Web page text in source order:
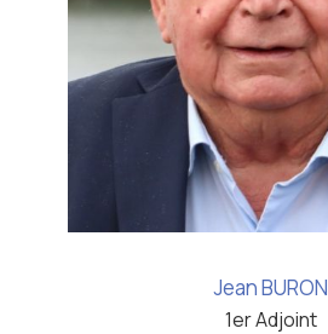
Jean BURON
1er Adjoint